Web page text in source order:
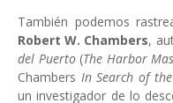
También podemos
Robert W. Chambers,
del Puerto (The Harbor
Chambers In Search of
un investigador de lo